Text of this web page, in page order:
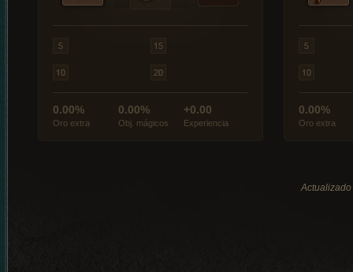
0.00%
Oro extra
0.00%
Obj. mágicos
+0.00
Experiencia
0.00%
Oro extra